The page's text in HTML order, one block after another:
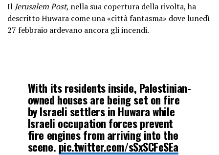
Il Jerusalem Post, nella sua copertura della rivolta, ha
descritto Huwara come una «città fantasma» dove lunedì
27 febbraio ardevano ancora gli incendi.
With its residents inside, Palestinian-
owned houses are being set on fire
by lsraeli settlers in Huwara while
lsraeli occupation forces prevent
fire engines from arriving into the
scene.pic.twitter.com/sSxSCFeSEa